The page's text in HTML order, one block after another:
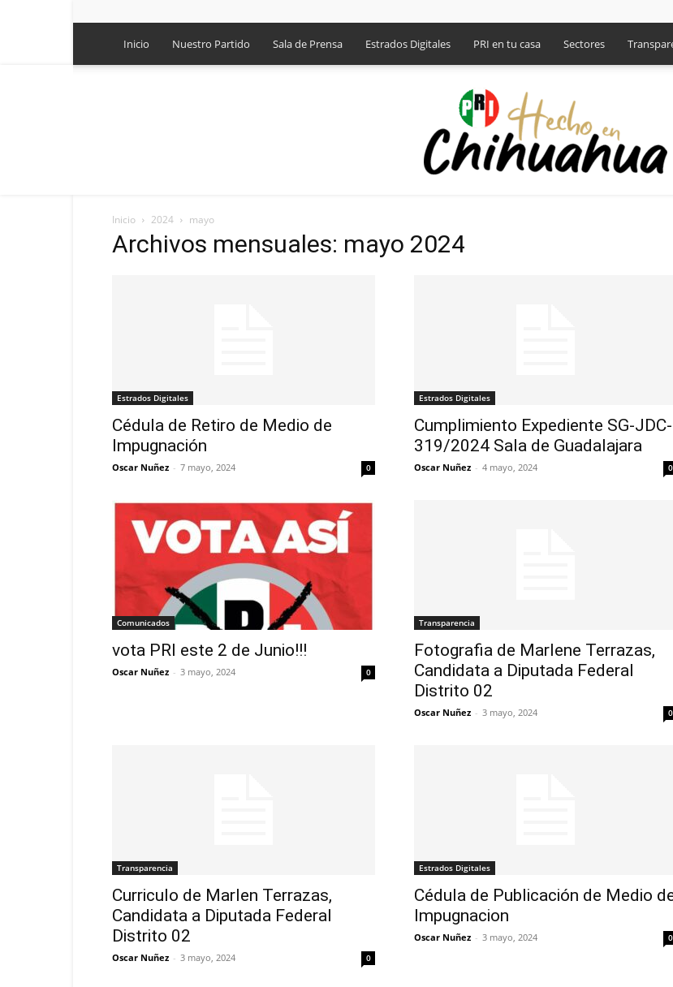
Inicio Nuestro Partido Sala de Prensa Estrados Digitales PRI en tu casa Sectores
Inicio 2024 mayo
Archivos mensuales: mayo 2024
Estrados Digitales
Cédula de Retiro de Medio de
Impugnación
Oscar Nuñez - 7 mayo, 2024 0
Estrados Digitales
Cumplimiento Expediente SG-JDC-
319/2024 Sala de Guadalajara
Oscar Nuñez - 4 mayo, 2024 0
Comunicados
vota PRI este 2 de Junio!!!
Oscar Nuñez - 3 mayo, 2024 0
Transparencia
Fotografia de Marlene Terrazas,
Candidata a Diputada Federal
Distrito 02
Oscar Nuñez - 3 mayo, 2024 0
Transparencia
Curriculo de Marlen Terrazas,
Candidata a Diputada Federal
Distrito 02
Oscar Nuñez - 3 mayo, 2024 0
Estrados Digitales
Cédula de Publicación de Medio
Impugnacion
Oscar Nuñez - 3 mayo, 2024 0